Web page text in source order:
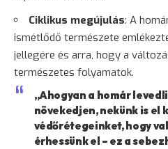
Ciklikus megújulás: A
ismétlődő természete
jellegére és arra, hogy a
természetes folyamatok.
„Ahogyan a homár
növekedjen, nekünk is el
védőrétegeinket, hogy
érhessünk el – ez a